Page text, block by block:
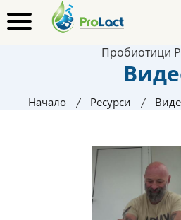
Пробиотици
Начало Ресурси